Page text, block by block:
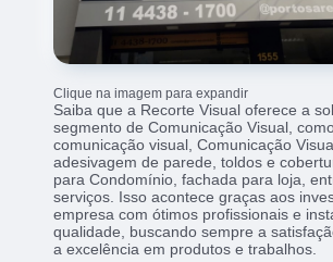
Clique na imagem para expandir
Saiba que a Recorte Visual oferece a
segmento de Comunicação Visual,
comunicação visual, Comunicação
adesivagem de parede, toldos e
para Condomínio, fachada para loja,
serviços. Isso acontece graças aos
empresa com ótimos profissionais e
qualidade, buscando sempre a
a excelência em produtos e trabalhos.